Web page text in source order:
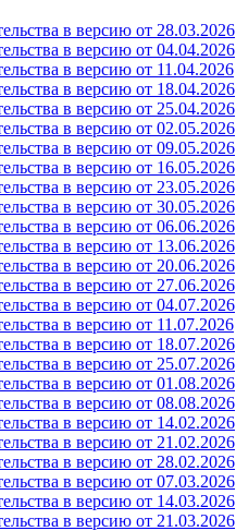
в версию от 28.03.2026
в версию от 04.04.2026
в версию от 11.04.2026
в версию от 18.04.2026
в версию от 25.04.2026
в версию от 02.05.2026
в версию от 09.05.2026
в версию от 16.05.2026
в версию от 23.05.2026
в версию от 30.05.2026
в версию от 06.06.2026
в версию от 13.06.2026
в версию от 20.06.2026
в версию от 27.06.2026
в версию от 04.07.2026
в версию от 11.07.2026
в версию от 18.07.2026
в версию от 25.07.2026
в версию от 01.08.2026
в версию от 08.08.2026
в версию от 14.02.2026
в версию от 21.02.2026
в версию от 28.02.2026
в версию от 07.03.2026
в версию от 14.03.2026
в версию от 21.03.2026